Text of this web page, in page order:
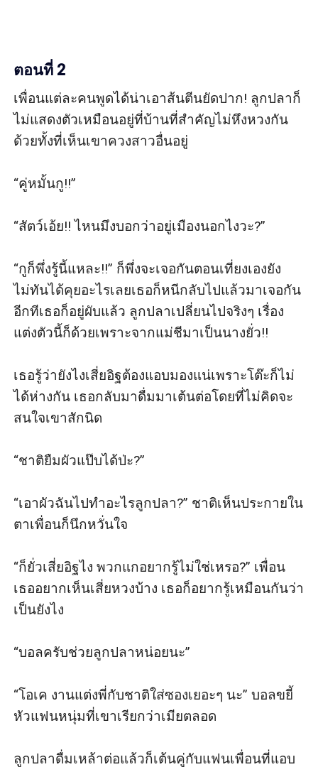
ตอนที่ 2
เพื่อนแต่ละคนพูดได้น่าเอาส้นตีนยัดปาก! ลูกปลาก็
ไม่แสดงตัวเหมือนอยู่ที่บ้านที่สำคัญไม่หึงหวงกัน
ด้วยทั้งที่เห็นเขาควงสาวอื่นอยู่
“คู่หมั้นกู!!”
“สัตว์เอ้ย!! ไหนมึงบอกว่าอยู่เมืองนอกไงวะ?”
“กูก็พึ่งรู้นี้แหละ!!” ก็พึ่งจะเจอกันตอนเที่ยงเองยัง
ไม่ทันได้คุยอะไรเลยเธอก็หนีกลับไปแล้วมาเจอกัน
อีกทีเธอก็อยู่ผับแล้ว ลูกปลาเปลี่ยนไปจริงๆ เรื่อง
แต่งตัวนี้ก็ด้วยเพราะจากแม่ชีมาเป็นนางยั่ว!!
เธอรู้ว่ายังไงเสี่ยอิฐต้องแอบมองแน่เพราะโต๊ะก็ไม่
ได้ห่างกัน เธอกลับมาดื่มมาเต้นต่อโดยที่ไม่คิดจะ
สนใจเขาสักนิด
“ชาติยืมผัวแป๊บได้ป่ะ?”
“เอาผัวฉันไปทำอะไรลูกปลา?” ชาติเห็นประกายใน
ตาเพื่อนก็นึกหวั่นใจ
“ก็ยั่วเสี่ยอิฐไง พวกแกอยากรู้ไม่ใช่เหรอ?” เพื่อน
เธออยากเห็นเสี่ยหวงบ้าง เธอก็อยากรู้เหมือนกันว่า
เป็นยังไง
“บอลครับช่วยลูกปลาหน่อยนะ”
“โอเค งานแต่งพี่กับชาติใส่ซองเยอะๆ นะ” บอลขยี้
หัวแฟนหนุ่มที่เขาเรียกว่าเมียตลอด
ลูกปลาดื่มเหล้าต่อแล้วก็เต้นคู่กับแฟนเพื่อนที่แอบ